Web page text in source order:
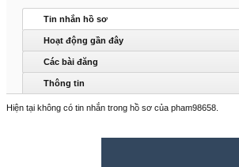
Tin nhắn hồ sơ
Hoạt động gần đây
Các bài đăng
Thông tin
Hiện tại không có tin nhắn trong hồ sơ của pham98658.